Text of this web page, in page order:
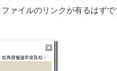
ァイルのリンクが有るはずで